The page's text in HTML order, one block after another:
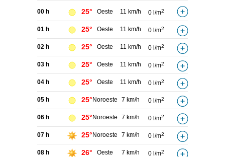
00 h 25° Oeste 11 km/h 0 l/m2
01 h 25° Oeste 11 km/h 0 l/m2
02 h 25° Oeste 11 km/h 0 l/m2
03 h 25° Oeste 11 km/h 0 l/m2
04 h 25° Oeste 11 km/h 0 l/m2
05 h 25° Noroeste 7 km/h 0 l/m2
06 h 25° Noroeste 7 km/h 0 l/m2
07 h 25° Noroeste 7 km/h 0 l/m2
08 h 26° Oeste 7 km/h 0 l/m2